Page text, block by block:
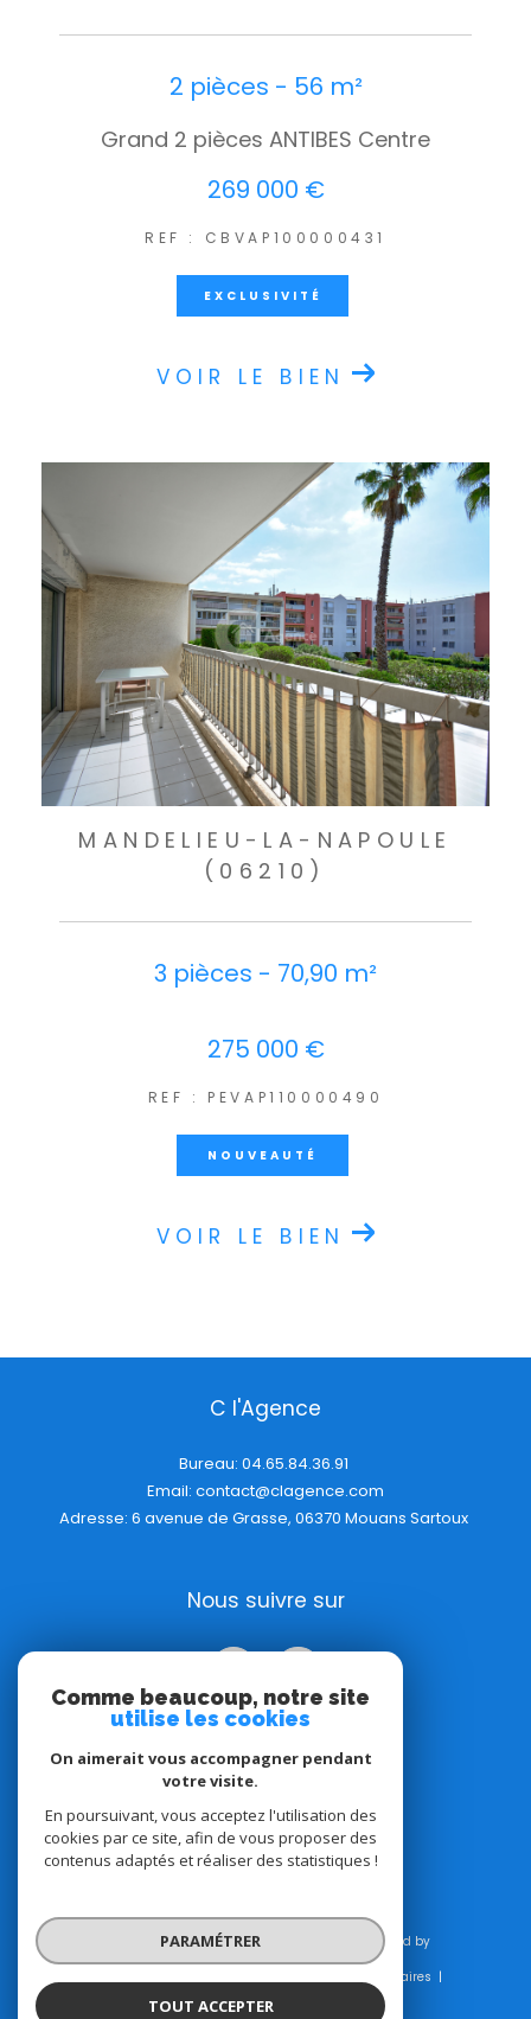
2 pièces - 56 m²
Grand 2 pièces ANTIBES Centre
269 000 €
REF : CBVAP100000431
EXCLUSIVITÉ
VOIR LE BIEN
MANDELIEU-LA-NAPOULE
(06210)
3 pièces - 70,90 m²
275 000 €
REF : PEVAP110000490
NOUVEAUTÉ
VOIR LE BIEN
C l'Agence
Bureau: 04.65.84.36.91
Email: contact@clagence.com
Adresse: 6 avenue de Grasse, 06370 Mouans Sartoux
Nous suivre sur
© 2026 | Tous droits réservés | Traduction powered by
Google |
Honoraires
Cookies
Comme beaucoup, notre site
utilise les cookies
On aimerait vous accompagner pendant
votre visite.
En poursuivant, vous acceptez l'utilisation des
cookies par ce site, afin de vous proposer des
contenus adaptés et réaliser des statistiques !
PARAMÉTRER
TOUT ACCEPTER